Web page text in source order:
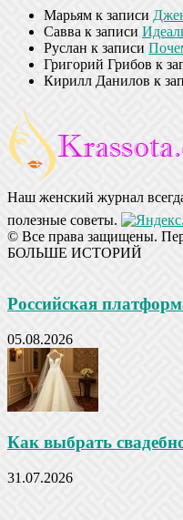
Марьям к записи
Савва к записи
Руслан к записи
Григорий Грибов к
Кирилл Данилов к
Наш женский журнал
полезные советы.
© Все права защищены.
БОЛЬШЕ ИСТОРИЙ
Российская
05.08.2026
Как выбрать
31.07.2026